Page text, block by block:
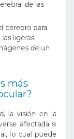
de las
cerebro para
ligeras
de un
más
la visión en la
afectada si
lo cual puede